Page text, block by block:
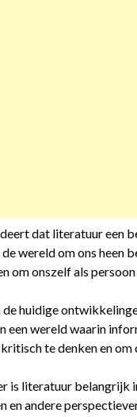
dat literatuur een
de wereld om ons heen
om onszelf als
de huidige
een wereld waarin
te denken en om
is literatuur belangrijk
en andere